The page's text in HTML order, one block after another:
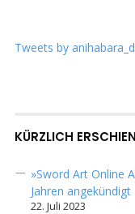
Tweets by
KÜRZLICH
»Sword Art Online
Jahren angekündigt
22. Juli 2023